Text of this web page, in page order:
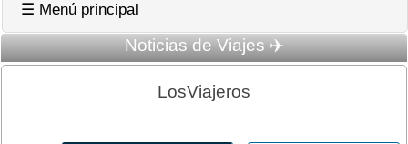
☰ Menú principal
Noticias de Viajes ✈️
LosViajeros